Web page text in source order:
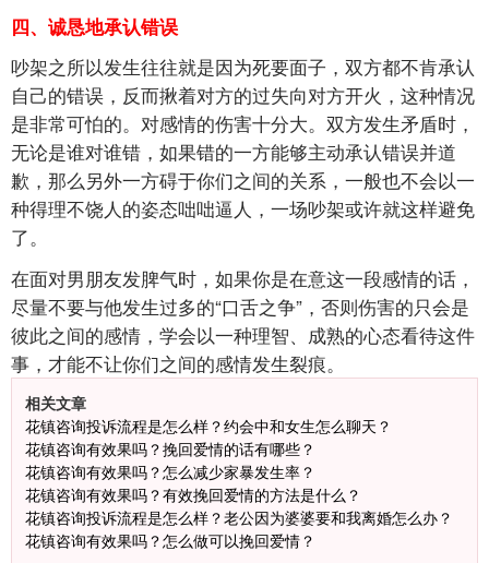
四、诚恳地承认错误
吵架之所以发生往往就是因为死要面子，双方都不肯承认
自己的错误，反而揪着对方的过失向对方开火，这种情况
是非常可怕的。对感情的伤害十分大。双方发生矛盾时，
无论是谁对谁错，如果错的一方能够主动承认错误并道
歉，那么另外一方碍于你们之间的关系，一般也不会以一
种得理不饶人的姿态咄咄逼人，一场吵架或许就这样避免
了。
在面对男朋友发脾气时，如果你是在意这一段感情的话，
尽量不要与他发生过多的“口舌之争”，否则伤害的只会是
彼此之间的感情，学会以一种理智、成熟的心态看待这件
事，才能不让你们之间的感情发生裂痕。
相关文章
花镇咨询投诉流程是怎么样？约会中和女生怎么聊天？
花镇咨询有效果吗？挽回爱情的话有哪些？
花镇咨询有效果吗？怎么减少家暴发生率？
花镇咨询有效果吗？有效挽回爱情的方法是什么？
花镇咨询投诉流程是怎么样？老公因为婆婆要和我离婚怎么办？
花镇咨询有效果吗？怎么做可以挽回爱情？